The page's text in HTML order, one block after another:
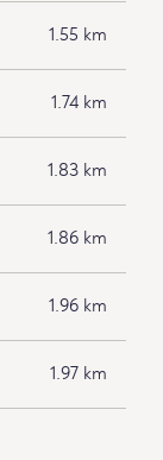
1.55 km
1.74 km
1.83 km
1.86 km
1.96 km
1.97 km